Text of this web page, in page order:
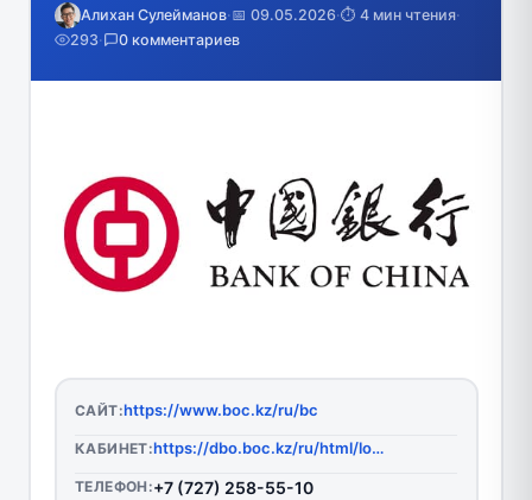
Алихан Сулейманов·📅 09.05.2026·⏱️ 4 мин чтения·
293· 0 комментариев
САЙТ:https://www.boc.kz/ru/bc
КАБИНЕТ: https://dbo.boc.kz/ru/html/login.html
ТЕЛЕФОН:+7 (727) 258-55-10